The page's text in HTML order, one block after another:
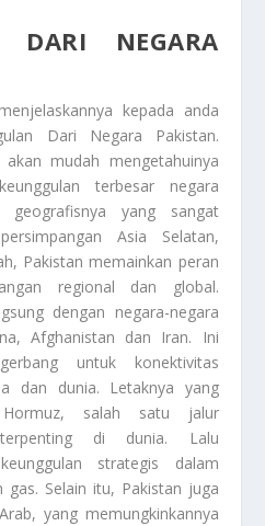
DARI NEGARA
kepada anda
Dari Negara Pakistan.
mudah mengetahuinya
terbesar negara
geografisnya yang sangat
Asia Selatan,
Pakistan memainkan peran
regional dan global.
dengan negara-negara
Afghanistan dan Iran. Ini
untuk konektivitas
dan dunia. Letaknya yang
salah satu jalur
di dunia. Lalu
strategis dalam
gas. Selain itu, Pakistan juga
yang memungkinkannya